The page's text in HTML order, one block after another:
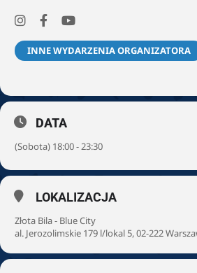
INNE WYDARZENIA ORGANIZATORA
DATA
(Sobota) 18:00 - 23:30
LOKALIZACJA
Złota Bila - Blue City
al. Jerozolimskie 179 l/lokal 5, 02-222